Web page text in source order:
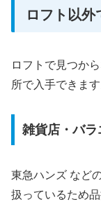
ロフト以外
ロフトで見つか
所で入手できます
雑貨店・バ
東急ハンズ など
扱っているため